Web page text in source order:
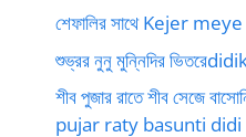
শেফালির সাথে Kejer
শুভ্রর নুনু মুন্নিদির
শীব পুজার রাতে শীব সেজে
pujar raty basunti